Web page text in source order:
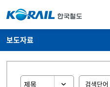
보도자료